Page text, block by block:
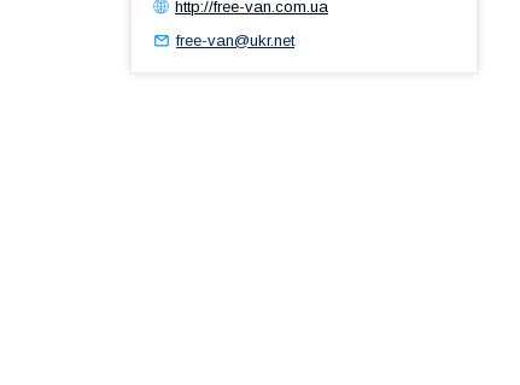
http://free-van.com.ua
free-van@ukr.net